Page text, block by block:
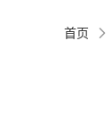
首页 